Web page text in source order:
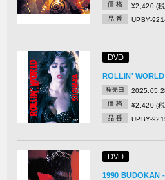
価 格 ¥2,420 (
品 番 UPBY-
DVD
ROLLIN'
発売日
価 格 ¥2,420 (
品 番 UPBY-
DVD
1990 BUDOKAN